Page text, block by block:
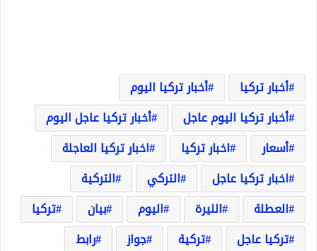
أخبار تركيا
أخبار تركيا اليوم
أخبار تركيا اليوم عاجل
أخبار تركيا عاجل اليوم
أسعار
اخبار تركيا
اخبار تركيا العاجلة
اخبار تركيا عاجل
التركي
التركية
العطلة
الليرة اليوم بيان
تركيا
تركيا عاجل
تركية جواز
رابط